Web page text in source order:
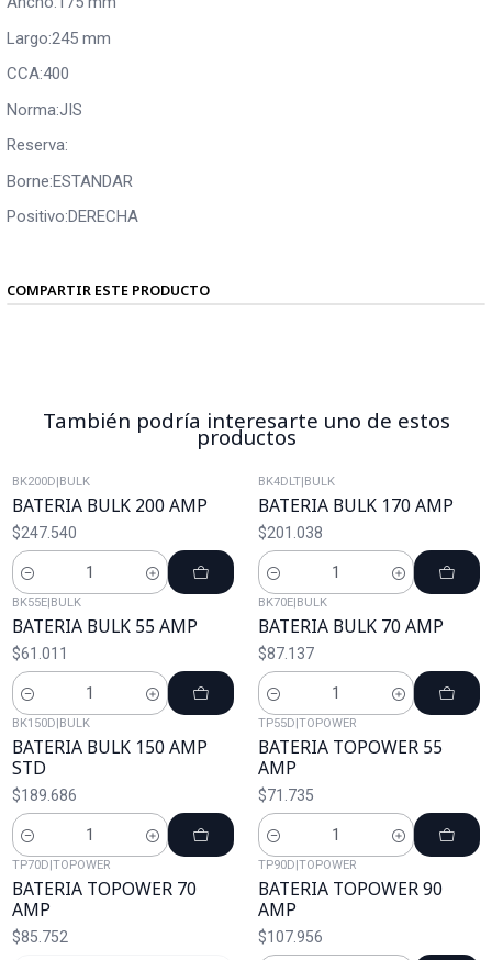
Largo:245 mm
CCA:400
Norma:JIS
Reserva:
Borne:ESTANDAR
Positivo:DERECHA
COMPARTIR ESTE PRODUCTO
También podría interesarte uno de estos
productos
BK200D|BULK
BATERIA BULK 200 AMP
$247.540
Cantidad
BK4DLT|BULK
BATERIA BULK 170 AMP
$201.038
Cantidad
BK55E|BULK
BATERIA BULK 55 AMP
$61.011
Cantidad
BK70E|BULK
BATERIA BULK 70 AMP
$87.137
Cantidad
BK150D|BULK
BATERIA BULK 150 AMP
STD
$189.686
Cantidad
TP55D|TOPOWER
BATERIA TOPOWER 55
AMP
$71.735
Cantidad
Agotado
TP70D|TOPOWER
BATERIA TOPOWER 70
AMP
$85.752
TP90D|TOPOWER
BATERIA TOPOWER 90
AMP
$107.956